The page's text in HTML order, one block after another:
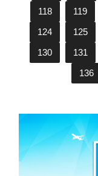
118
119
124
125
130
131
136